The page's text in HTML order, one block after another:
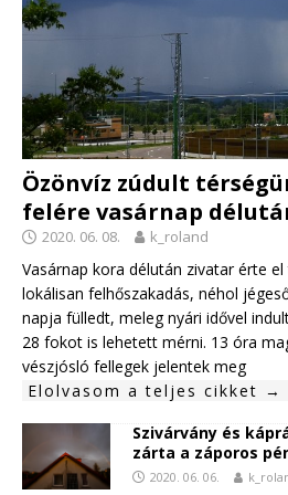
Özönvíz zúdult
felére vasárnap
2020. 06. 08. k_roland
Vasárnap kora délután zivatar érte
lokálisan felhőszakadás, néhol
napja fülledt, meleg nyári idővel
28 fokot is lehetett mérni. 13 óra
vészjósló fellegek jelentek meg
Elolvasom a teljes cikket →
Szivárvány és
zárta a záporos
2020. 06. 06.